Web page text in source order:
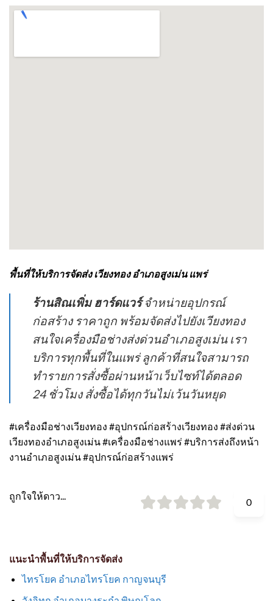
พื้นที่ให้บริการจัดส่ง เวียงทอง อำเภอสูงเม่น แพร่
ร้านสิณเพิ่ม ฮาร์ดแวร์จำหน่ายอุปกรณ์
ก่อสร้าง ราคาถูก พร้อมจัดส่งไปยังเวียงทอง
สนใจเครื่องมือช่างส่งด่วนอำเภอสูงเม่น เรา
บริการทุกพื้นที่ในแพร่ ลูกค้าที่สนใจสามารถ
ทำรายการสั่งซื้อผ่านหน้าเว็บไซท์ได้ตลอด
24 ชั่วโมง สั่งซื้อได้ทุกวันไม่เว้นวันหยุด
#เครื่องมือช่างเวียงทอง #อุปกรณ์ก่อสร้างเวียงทอง #ส่งด่วน
เวียงทองอำเภอสูงเม่น #เครื่องมือช่างแพร่ #บริการส่งถึงหน้า
งานอำเภอสูงเม่น #อุปกรณ์ก่อสร้างแพร่
ถูกใจให้ดาว...
0
แนะนำพื้นที่ให้บริการจัดส่ง
ไทรโยค อำเภอไทรโยค กาญจนบุรี